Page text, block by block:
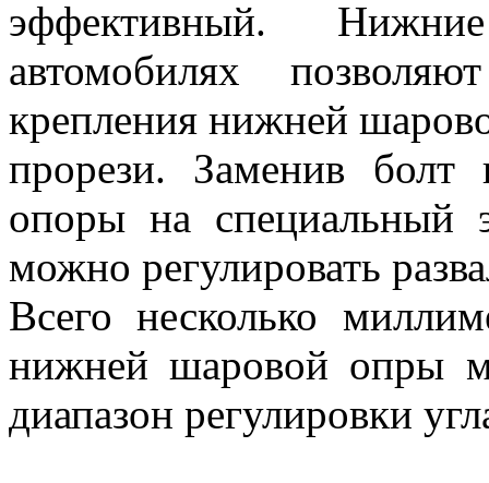
эффективный.
автомобилях
крепления нижней
прорези. Заменив
опоры на специальный
можно регулировать
Всего несколько
нижней шаровой опры
диапазон регулировки